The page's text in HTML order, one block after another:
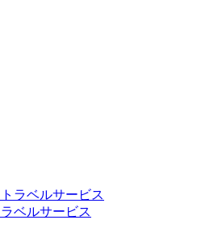
ベルサービス